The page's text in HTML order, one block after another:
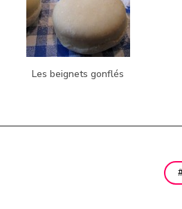
Les beignets gonflés